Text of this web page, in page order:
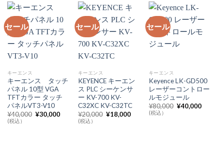
セール
キーエンス
キーエンス タッチ
パネル 10型 VGA
TFTカラー タッチ
パネルVT3-V10
¥40,000 元
¥30,000現
(税込）
セール
キーエンス
KEYENCE キーエン
ス PLC シーケンサ
ー KV-700 KV-
C32XC KV-C32TC
¥20,000 元
¥18,000現
(税込）
セール
キーエンス
Keyence LK-GD500
レーザーコントロー
ルモジュール
¥80,000 元
¥40,000現
(税込）